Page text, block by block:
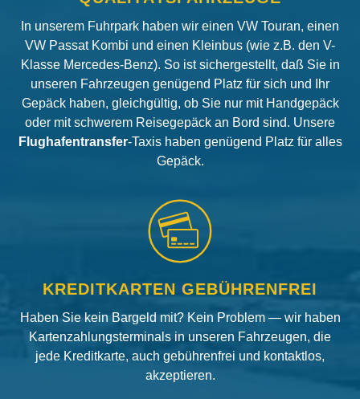
In unserem Fuhrpark haben wir einen VW Touran, einen
VW Passat Kombi und einen Kleinbus (wie z.B. den V-
Klasse Mercedes-Benz). So ist sichergestellt, daß Sie in
unseren Fahrzeugen genügend Platz für sich und Ihr
Gepäck haben, gleichgültig, ob Sie nur mit Handgepäck
oder mit schwerem Reisegepäck an Bord sind. Unsere
Flughafentransfer-Taxis haben genügend Platz für alles
Gepäck.
KREDITKARTEN GEBÜHRENFREI
Haben Sie kein Bargeld mit? Kein Problem — wir haben
Kartenzahlungsterminals in unseren Fahrzeugen, die
jede Kreditkarte, auch gebührenfrei und kontaktlos,
akzeptieren.